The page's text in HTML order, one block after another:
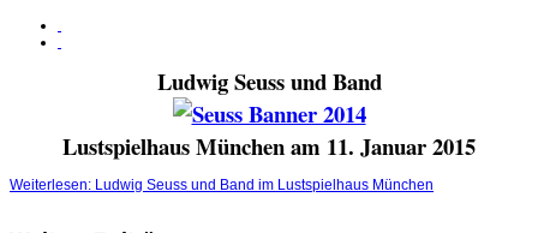
Ludwig Seuss und Band
Lustspielhaus München am 11. Januar 2015
Weiterlesen: Ludwig Seuss und Band im Lustspielhaus München